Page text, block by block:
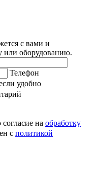
с вами и
или оборудованию.
Телефон
удобно
на обработку
с политикой